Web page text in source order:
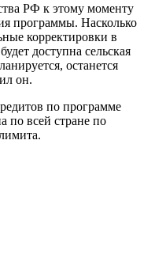
РФ к этому моменту
программы. Насколько
корректировки в
доступна сельская
останется
он.
по программе
по всей стране по